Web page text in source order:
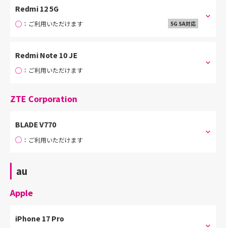
Redmi 12 5G
○ ：ご利用いただけます 5G SA対応
Redmi Note 10 JE
○ ：ご利用いただけます
ZTE Corporation
BLADE V770
○ ：ご利用いただけます
au
Apple
iPhone 17 Pro